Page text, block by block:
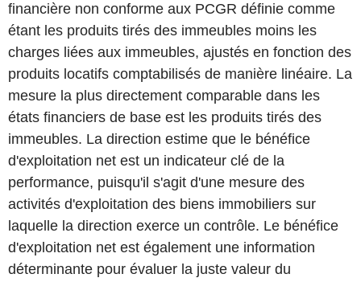
financière non conforme aux PCGR définie comme
étant les produits tirés des immeubles moins les
charges liées aux immeubles, ajustés en fonction des
produits locatifs comptabilisés de manière linéaire. La
mesure la plus directement comparable dans les
états financiers de base est les produits tirés des
immeubles. La direction estime que le bénéfice
d'exploitation net est un indicateur clé de la
performance, puisqu'il s'agit d'une mesure des
activités d'exploitation des biens immobiliers sur
laquelle la direction exerce un contrôle. Le bénéfice
d'exploitation net est également une information
déterminante pour évaluer la juste valeur du